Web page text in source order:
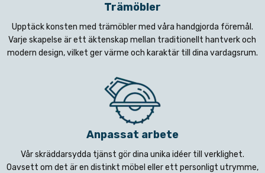
Trämöbler
Upptäck konsten med trämöbler med våra handgjorda föremål.
Varje skapelse är ett äktenskap mellan traditionellt hantverk och
modern design, vilket ger värme och karaktär till dina vardagsrum.
Anpassat arbete
Vår skräddarsydda tjänst gör dina unika idéer till verklighet.
Oavsett om det är en distinkt möbel eller ett personligt utrymme,